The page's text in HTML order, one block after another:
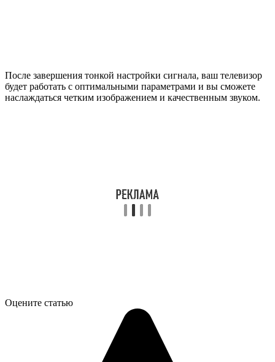
После завершения тонкой настройки сигнала, ваш телевизор
будет работать с оптимальными параметрами и вы сможете
наслаждаться четким изображением и качественным звуком.
Оцените статью